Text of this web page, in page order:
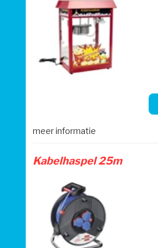
meer informatie
Kabelhaspel 25m